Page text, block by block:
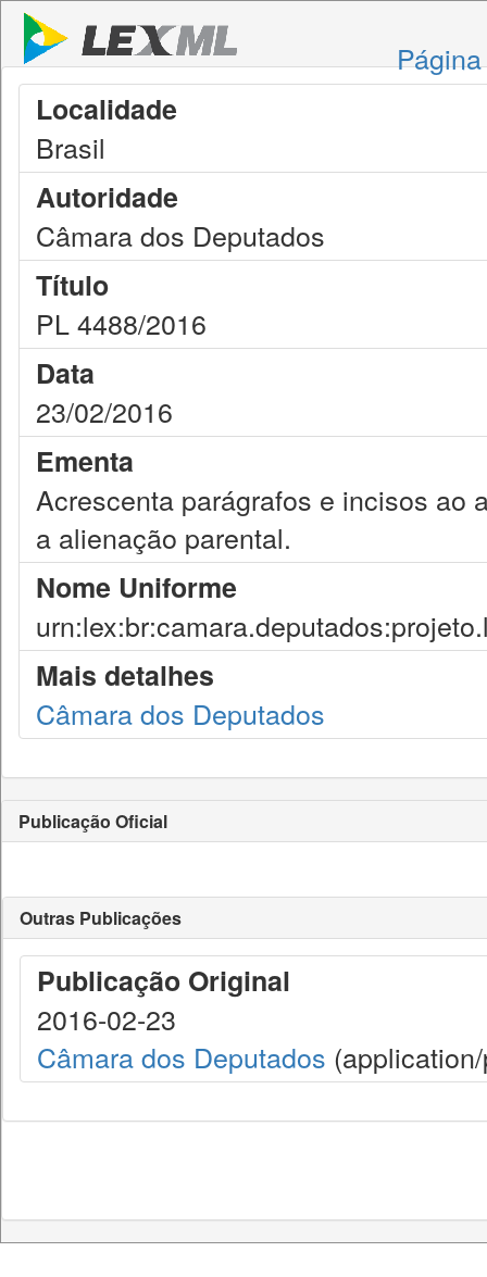
Localidade
Brasil
Autoridade
Câmara dos Deputados
Título
PL 4488/2016
Data
23/02/2016
Ementa
Acrescenta parágrafos e incisos ao
a alienação parental.
Nome Uniforme
Mais detalhes
Câmara dos Deputados
Publicação Oficial
Outras Publicações
Publicação Original
2016-02-23
Câmara dos Deputados